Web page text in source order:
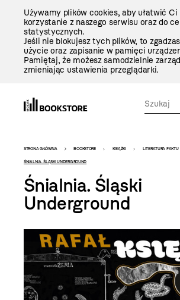
Używamy plików cookies, aby ułatwić Ci
korzystanie z naszego serwisu oraz do
statystycznych.
Jeśli nie blokujesz tych plików, to
użycie oraz zapisanie w pamięci
Pamiętaj, że możesz samodzielnie
zmieniając ustawienia przeglądarki.
Bookstore
-
szablon
szczegóły
STRONA GŁÓWNA BOOKSTORE KSIĄŻKI LITERATURA FAKTU
ŚNIALNIA. ŚLĄSKI UNDERGROUND
Śnialnia. Śląski
Underground